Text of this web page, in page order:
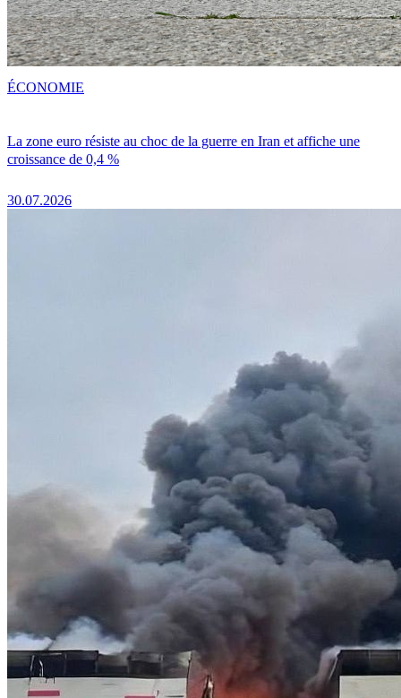
La zone euro résiste au choc de la guerre en Iran et affiche une
croissance de 0,4 %
30.07.2026
ÉCONOMIE